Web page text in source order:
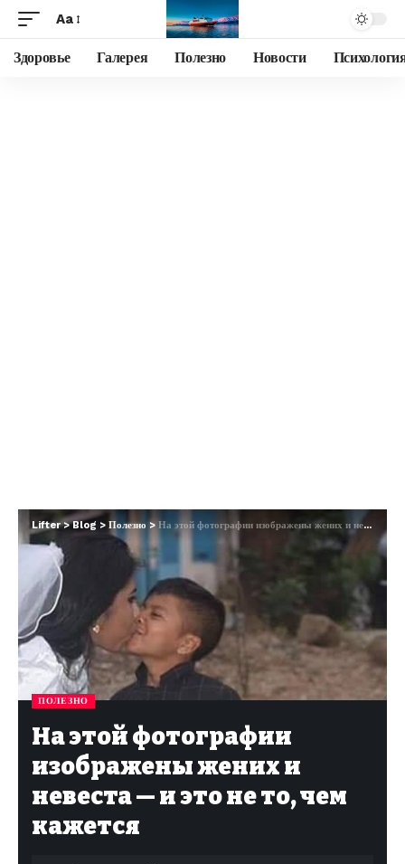
Aa
Здоровье Галерея Полезно Новости
Lifter>Blog > Полезно > На этой фотографии изображены жених и невеста — и это не то, чем кажется
ПОЛЕЗНО
На этой фотографии
изображены жених и
невеста — и это не то, чем
кажется